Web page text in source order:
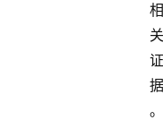
相
关
证
据
。